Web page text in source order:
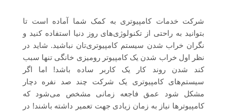
شرکت خدمات کامپیوتری به کمک شما آماده است تا
بتوانید به راحتی از تکنولوژی‌های روز دنیا استفاده کنید و
نگران خراب شدن سیستم کامپیوتری‌تان نباشید. شاید در
نظر اول خراب شدن یک کامپیوتر رومیزی خانگی تنها سبب
کند شدن روند کار یک کاربر ساده باشد! اما اگر
سیستم‌های کامپیوتری یک شرکت چند صد نفره دچار
مشکل شود عمق فاجعه زمانی مشخص می‌شود که
کامپیوترها نیاز به زمان زیادی جهت تعمیر داشته باشند! در